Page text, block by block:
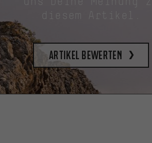
diesem Artikel.
Artikel bewerten